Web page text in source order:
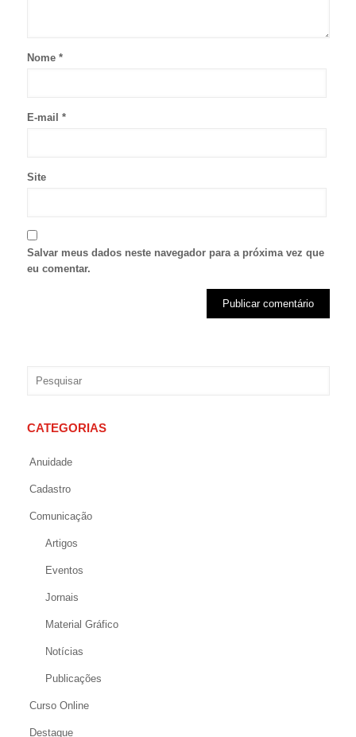
Nome *
E-mail *
Site
Salvar meus dados neste navegador para a próxima vez que
eu comentar.
CATEGORIAS
Anuidade
Cadastro
Comunicação
Artigos
Eventos
Jornais
Material Gráfico
Notícias
Publicações
Curso Online
Destaque